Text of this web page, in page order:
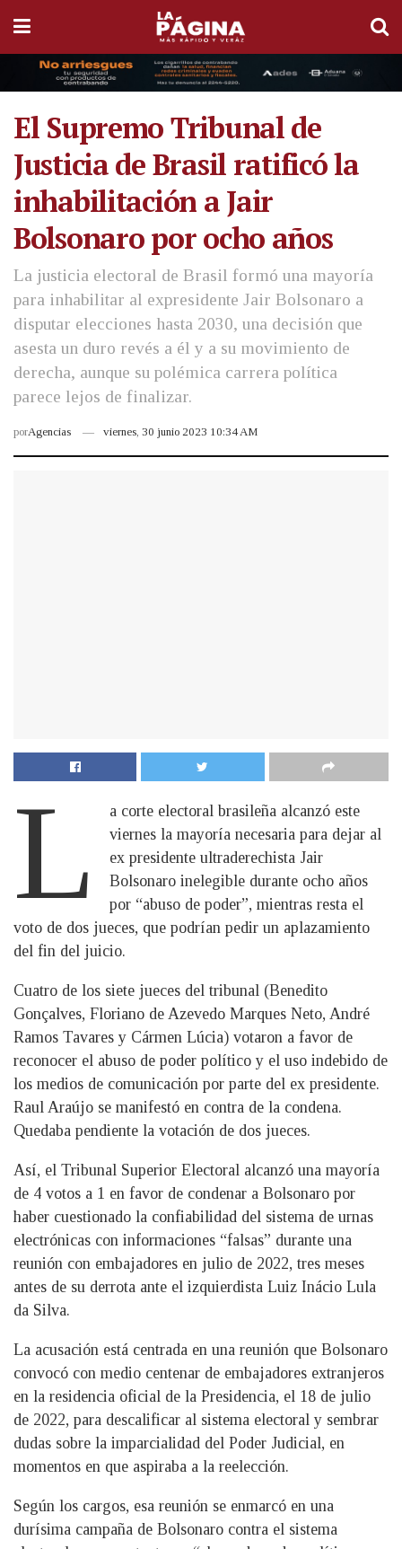
El Supremo Tribunal de
Justicia de Brasil ratificó la
inhabilitación a Jair
Bolsonaro por ocho años
La justicia electoral de Brasil formó una mayoría
para inhabilitar al expresidente Jair Bolsonaro a
disputar elecciones hasta 2030, una decisión que
asesta un duro revés a él y a su movimiento de
derecha, aunque su polémica carrera política
parece lejos de finalizar.
porAgencias viernes, 30 junio 2023 10:34 AM
L
a corte electoral brasileña alcanzó este
viernes la mayoría necesaria para dejar al
ex presidente ultraderechista Jair
Bolsonaro inelegible durante ocho años
por “abuso de poder”, mientras resta el
voto de dos jueces, que podrían pedir un aplazamiento
del fin del juicio.
Cuatro de los siete jueces del tribunal (Benedito
Gonçalves, Floriano de Azevedo Marques Neto, André
Ramos Tavares y Cármen Lúcia) votaron a favor de
reconocer el abuso de poder político y el uso indebido de
los medios de comunicación por parte del ex presidente.
Raul Araújo se manifestó en contra de la condena.
Quedaba pendiente la votación de dos jueces.
Así, el Tribunal Superior Electoral alcanzó una mayoría
de 4 votos a 1 en favor de condenar a Bolsonaro por
haber cuestionado la confiabilidad del sistema de urnas
electrónicas con informaciones “falsas” durante una
reunión con embajadores en julio de 2022, tres meses
antes de su derrota ante el izquierdista Luiz Inácio Lula
da Silva.
La acusación está centrada en una reunión que Bolsonaro
convocó con medio centenar de embajadores extranjeros
en la residencia oficial de la Presidencia, el 18 de julio
de 2022, para descalificar al sistema electoral y sembrar
dudas sobre la imparcialidad del Poder Judicial, en
momentos en que aspiraba a la reelección.
Según los cargos, esa reunión se enmarcó en una
durísima campaña de Bolsonaro contra el sistema